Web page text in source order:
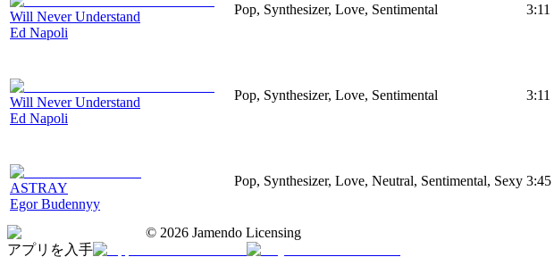
Will Never Understand
Ed Napoli
Pop, Synthesizer, Love, Sentimental 3:11
Will Never Understand
Ed Napoli
Pop, Synthesizer, Love, Sentimental 3:11
ASTRAY
Egor Budennyy
Pop, Synthesizer, Love, Neutral, Sentimental, Sexy 3:45
© 2026 Jamendo Licensing
アプリを入手